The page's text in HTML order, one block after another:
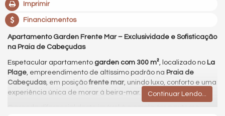
Imprimir
Financiamentos
Apartamento Garden Frente Mar – Exclusividade e Sofisticação
na Praia de Cabeçudas
Espetacular apartamento garden com 300 m² , localizado no La
Plage , empreendimento de altíssimo padrão na Praia de
Cabeçudas, em posiçãofrente mar , unindo luxo, conforto e uma
experiência única de morar à beira-mar.
O grande diferencial deste imóvel é a ampla área externa
Continuar Lendo...